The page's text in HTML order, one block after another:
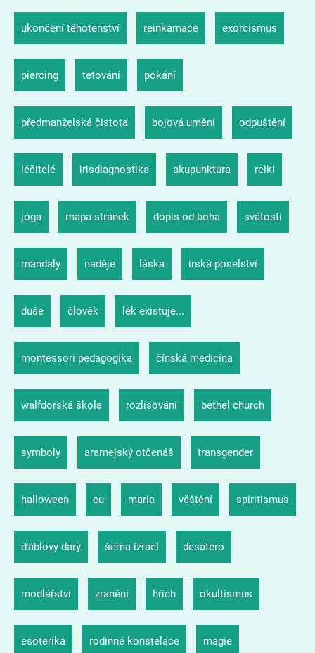
ukončení těhotenství reinkarnace exorcismus
piercing tetování pokání
předmanželská čistota bojová umění odpuštění
léčitelé irisdiagnostika akupunktura reiki
jóga mapa stránek dopis od boha svátosti
mandaly naděje láska irská poselství
duše člověk lék existuje...
montessori pedagogika čínská medicína
walfdorská škola rozlišování bethel church
symboly aramejský otčenáš transgender
halloween eu maria věštění spiritismus
ďáblovy dary šema izrael desatero
modlářství zranění hřích okultismus
esoterika rodinné konstelace magie